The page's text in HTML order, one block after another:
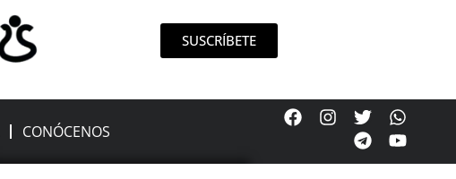
SUSCRÍBETE
CONÓCENOS